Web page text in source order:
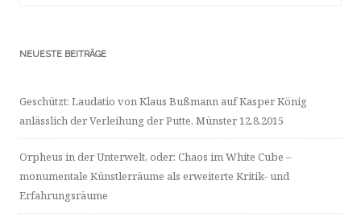
NEUESTE BEITRÄGE
Geschützt: Laudatio von Klaus Bußmann auf Kasper König
anlässlich der Verleihung der Putte, Münster 12.8.2015
Orpheus in der Unterwelt, oder: Chaos im White Cube –
monumentale Künstlerräume als erweiterte Kritik- und
Erfahrungsräume